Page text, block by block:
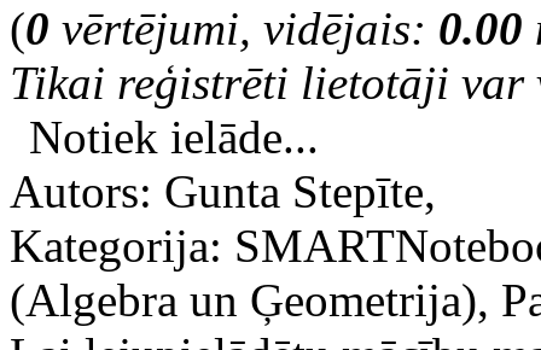
(0 vērtējumi, vidējais: 0.00
Tikai reģistrēti lietotāji var
Notiek ielāde...
Autors: Gunta Stepīte,
Kategorija:
(Algebra un Ģeometrija),